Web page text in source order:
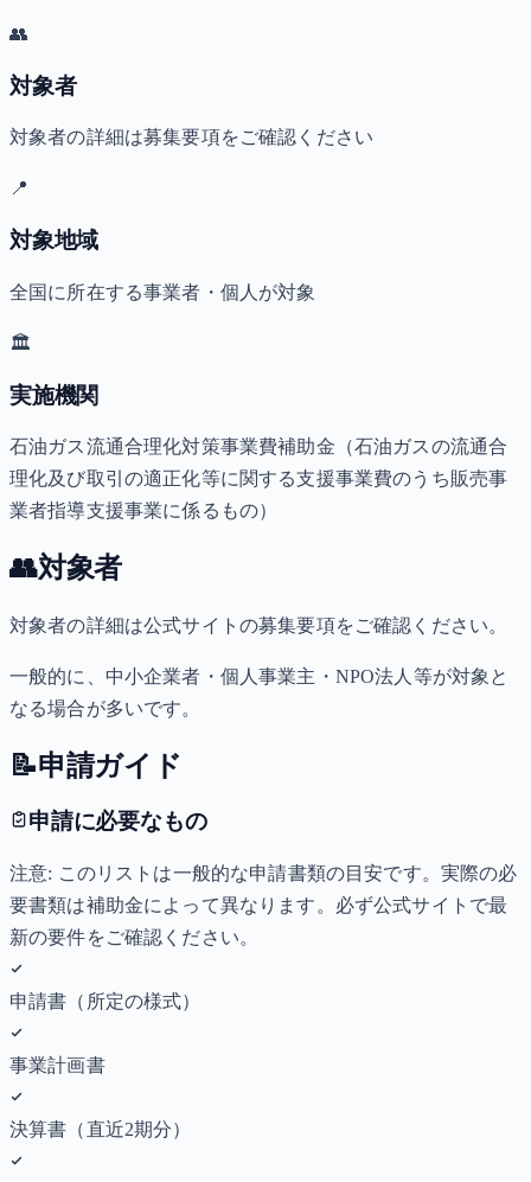
👥
対象者
対象者の詳細は募集要項をご確認ください
📍
対象地域
全国に所在する事業者・個人が対象
🏛️
実施機関
石油ガス流通合理化対策事業費補助金（石油ガスの流通合
理化及び取引の適正化等に関する支援事業費のうち販売事
業者指導支援事業に係るもの）
👥対象者
対象者の詳細は公式サイトの募集要項をご確認ください。
一般的に、中小企業者・個人事業主・NPO法人等が対象と
なる場合が多いです。
📝申請ガイド
申請に必要なもの
注意: このリストは一般的な申請書類の目安です。実際の必
要書類は補助金によって異なります。必ず公式サイトで最
新の要件をご確認ください。
申請書（所定の様式）
事業計画書
決算書（直近2期分）